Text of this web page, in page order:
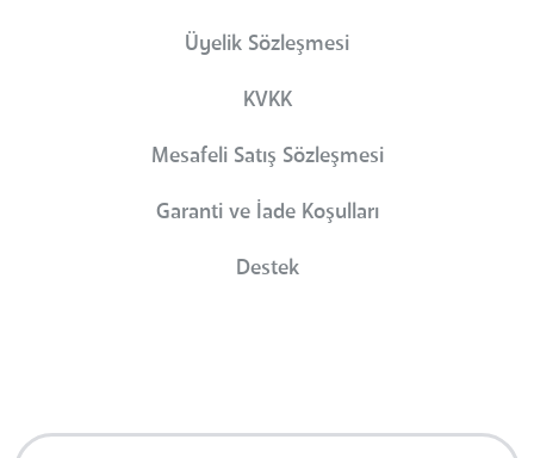
Üyelik Sözleşmesi
KVKK
Mesafeli Satış Sözleşmesi
Garanti ve İade Koşulları
Destek